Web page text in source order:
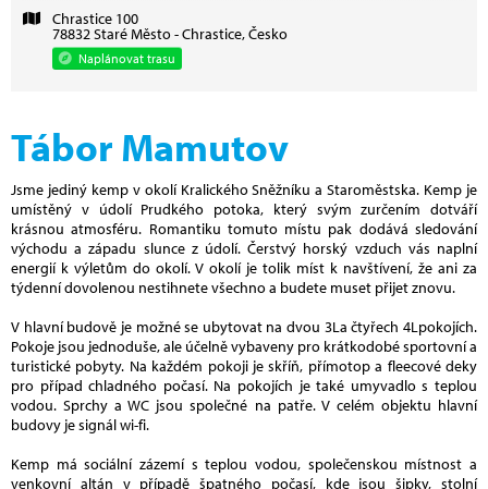
Chrastice 100
78832 Staré Město - Chrastice, Česko
Naplánovat trasu
Tábor Mamutov
Jsme jediný kemp v okolí Kralického Sněžníku a Staroměstska. Kemp je
umístěný v údolí Prudkého potoka, který svým zurčením dotváří
krásnou atmosféru. Romantiku tomuto místu pak dodává sledování
východu a západu slunce z údolí. Čerstvý horský vzduch vás naplní
energií k výletům do okolí. V okolí je tolik míst k navštívení, že ani za
týdenní dovolenou nestihnete všechno a budete muset přijet znovu.
V hlavní budově je možné se ubytovat na dvou 3La čtyřech 4Lpokojích.
Pokoje jsou jednoduše, ale účelně vybaveny pro krátkodobé sportovní a
turistické pobyty. Na každém pokoji je skříň, přímotop a fleecové deky
pro případ chladného počasí. Na pokojích je také umyvadlo s teplou
vodou. Sprchy a WC jsou společné na patře. V celém objektu hlavní
budovy je signál wi-fi.
Kemp má sociální zázemí s teplou vodou, společenskou místnost a
venkovní altán v případě špatného počasí, kde jsou šipky, stolní